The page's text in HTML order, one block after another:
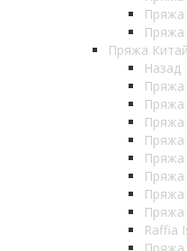
Пряжа
Пряжа
Пряжа Китай
Назад
Пряжа
Пряжа
Пряжа
Пряжа
Пряжа
Пряжа
Пряжа
Raffia
Пряжа